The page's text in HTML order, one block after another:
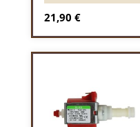
Regulärer Preis:
21,90 €